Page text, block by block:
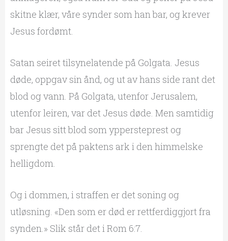
skitne klær, våre synder som han bar, og krever
Jesus fordømt.
Satan seiret tilsynelatende på Golgata. Jesus
døde, oppgav sin ånd, og ut av hans side rant det
blod og vann. På Golgata, utenfor Jerusalem,
utenfor leiren, var det Jesus døde. Men samtidig
bar Jesus sitt blod som yppersteprest og
sprengte det på paktens ark i den himmelske
helligdom.
Og i dommen, i straffen er det soning og
utløsning. «Den som er død er rettferdiggjort fra
synden.» Slik står det i Rom 6:7.